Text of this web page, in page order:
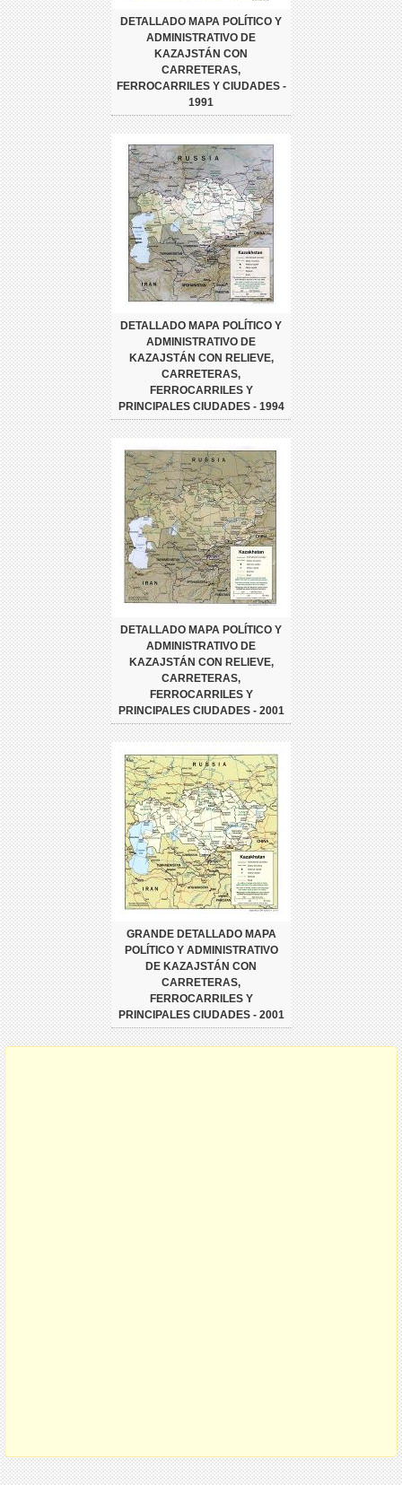
DETALLADO MAPA POLÍTICO Y
ADMINISTRATIVO DE
KAZAJSTÁN CON
CARRETERAS,
FERROCARRILES Y CIUDADES -
1991
DETALLADO MAPA POLÍTICO Y
ADMINISTRATIVO DE
KAZAJSTÁN CON RELIEVE,
CARRETERAS,
FERROCARRILES Y
PRINCIPALES CIUDADES - 1994
DETALLADO MAPA POLÍTICO Y
ADMINISTRATIVO DE
KAZAJSTÁN CON RELIEVE,
CARRETERAS,
FERROCARRILES Y
PRINCIPALES CIUDADES - 2001
GRANDE DETALLADO MAPA
POLÍTICO Y ADMINISTRATIVO
DE KAZAJSTÁN CON
CARRETERAS,
FERROCARRILES Y
PRINCIPALES CIUDADES - 2001